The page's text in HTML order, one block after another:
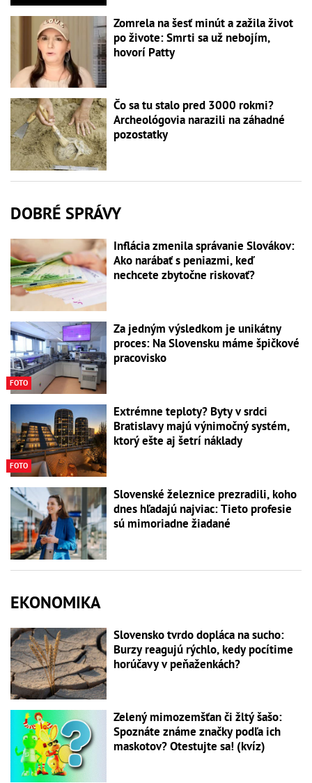
Zomrela na šesť minút a zažila život
po živote: Smrti sa už nebojím,
hovorí Patty
Čo sa tu stalo pred 3000 rokmi?
Archeológovia narazili na záhadné
pozostatky
DOBRÉ SPRÁVY
Inflácia zmenila správanie Slovákov:
Ako narábať s peniazmi, keď
nechcete zbytočne riskovať?
FOTO
Za jedným výsledkom je unikátny
proces: Na Slovensku máme špičkové
pracovisko
FOTO
Extrémne teploty? Byty v srdci
Bratislavy majú výnimočný systém,
ktorý ešte aj šetrí náklady
Slovenské železnice prezradili, koho
dnes hľadajú najviac: Tieto profesie
sú mimoriadne žiadané
EKONOMIKA
Slovensko tvrdo dopláca na sucho:
Burzy reagujú rýchlo, kedy pocítime
horúčavy v peňaženkách?
Zelený mimozemšťan či žltý šašo:
Spoznáte známe značky podľa ich
maskotov? Otestujte sa! (kvíz)